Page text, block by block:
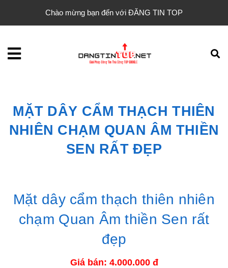
Chào mừng bạn đến với ĐĂNG TIN TOP
MẶT DÂY CẨM THẠCH THIÊN
NHIÊN CHẠM QUAN ÂM THIỀN
SEN RẤT ĐẸP
Mặt dây cẩm thạch thiên nhiên
chạm Quan Âm thiền Sen rất
đẹp
Giá bán: 4.000.000 đ